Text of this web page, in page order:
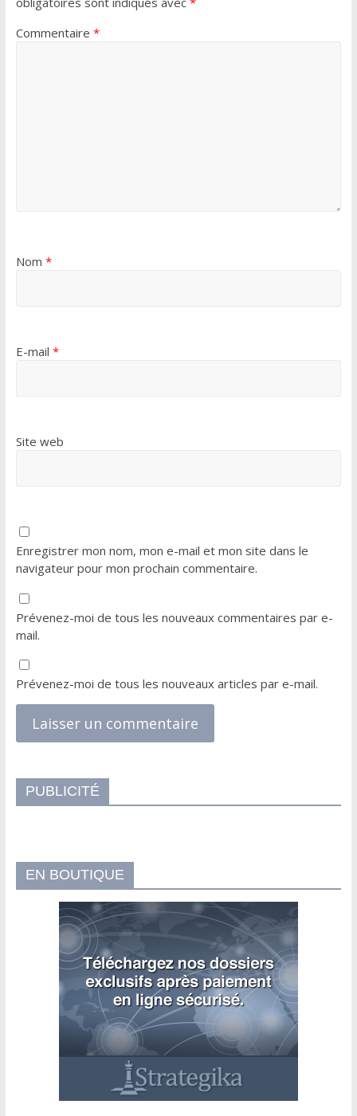
Commentaire *
Nom *
E-mail *
Site web
Enregistrer mon nom, mon e-mail et mon site dans le
navigateur pour mon prochain commentaire.
Prévenez-moi de tous les nouveaux commentaires par e-
mail.
Prévenez-moi de tous les nouveaux articles par e-mail.
PUBLICITÉ
EN BOUTIQUE